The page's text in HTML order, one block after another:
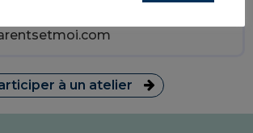
à un atelier